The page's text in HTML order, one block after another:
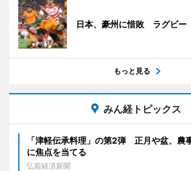
日本、豪州に惜敗 ラグビー
もっと見る
みん経トピックス
「津軽伝承料理」の第2弾 正月や盆、農
に焦点を当てる
弘前経済新聞